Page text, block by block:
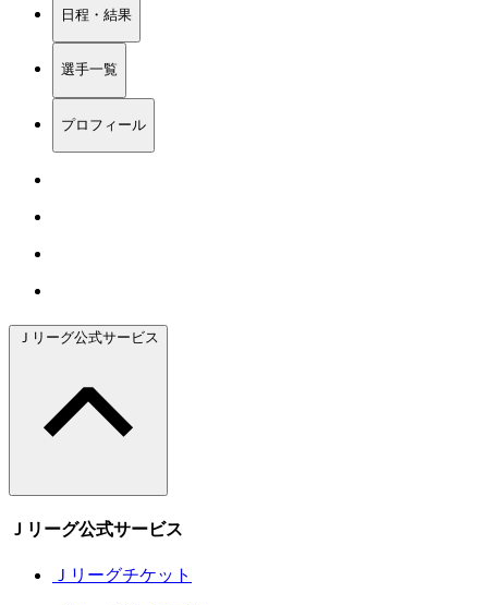
日程・結果
選手一覧
プロフィール
Ｊリーグ公式サービス
Ｊリーグ公式サービス
Ｊリーグチケット